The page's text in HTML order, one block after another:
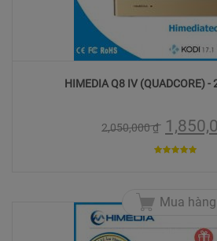
HIMEDIA Q8 IV (QUADCORE) -
2,050,000₫
Mua hàng